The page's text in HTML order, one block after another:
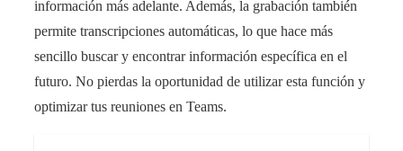
información más adelante. Además, la grabación también
permite transcripciones automáticas, lo que hace más
sencillo buscar y encontrar información específica en el
futuro. No pierdas la oportunidad de utilizar esta función y
optimizar tus reuniones en Teams.